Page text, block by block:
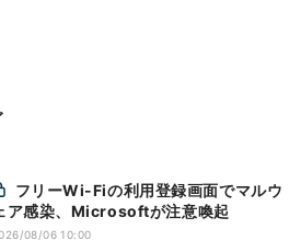
ア感染、Microsoftが注意喚起
08/06 10:00